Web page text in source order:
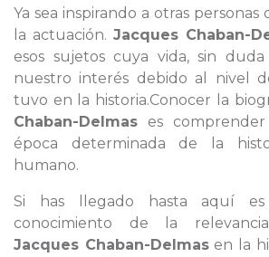
Ya sea inspirando a otras
la actuación. Jacques Chaban-
esos sujetos cuya vida, sin
nuestro interés debido al nivel
tuvo en la historia.Conocer la
Chaban-Delmas es
época determinada de la
humano.
Si has llegado hasta aquí
conocimiento de la
Jacques Chaban-Delmasen la